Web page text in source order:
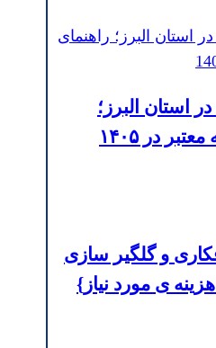
البرز؛
در ۱۴۰۵
و گلگیر سازی
ی مورد نیاز}